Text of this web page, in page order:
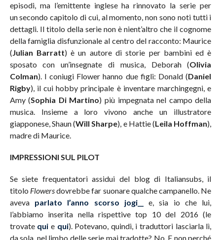
episodi, ma l’emittente inglese ha rinnovato la serie per
un secondo capitolo di cui, al momento, non sono noti tutti i
dettagli. Il titolo della serie non è nient’altro che il cognome
della famiglia disfunzionale al centro del racconto: Maurice
(Julian Barratt) è un autore di storie per bambini ed è
sposato con un’insegnate di musica, Deborah (Olivia
Colman). I coniugi Flower hanno due figli: Donald (Daniel
Rigby), il cui hobby principale è inventare marchingegni, e
Amy (Sophia Di Martino) più impegnata nel campo della
musica. Insieme a loro vivono anche un illustratore
giapponese, Shaun (Will Sharpe), e Hattie (Leila Hoffman),
madre di Maurice.
IMPRESSIONI SUL PILOT
Se siete frequentatori assidui del blog di Italiansubs, il
titolo Flowersdovrebbe far suonare qualche campanello. Ne
aveva parlato l’anno scorso jogi__
e, sia io che lui,
l’abbiamo inserita nella rispettive top 10 del 2016 (le
trovate qui e qui). Potevano, quindi, i traduttori lasciarla lì,
da sola, nel limbo delle serie mai tradotte? No. E non perché